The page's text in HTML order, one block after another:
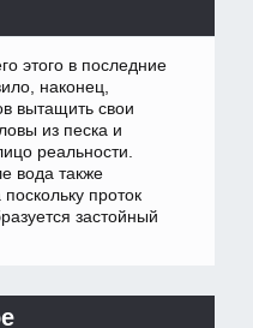
этого в последние
наконец,
вытащить свои
из песка и
реальности.
вода также
проток
застойный